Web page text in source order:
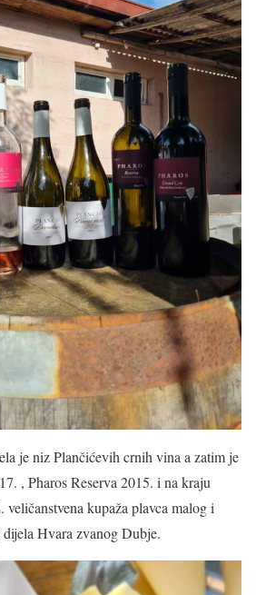
je niz Plančićevih crnih vina a zatim je
, Pharos Reserva 2015. i na kraju
kupaža plavca malog i
Hvara zvanog Dubje.